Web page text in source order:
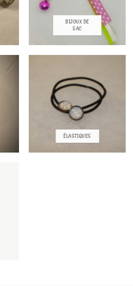
BIJOUX DE
SAC
ÉLASTIQUES